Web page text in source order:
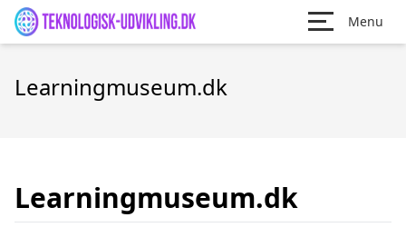
Menu
Learningmuseum.dk
Learningmuseum.dk